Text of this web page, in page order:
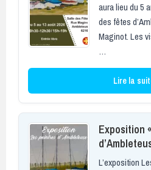
aura lieu du 5
des fêtes
Maginot. Les
…
Lire la
Exposition
L’exposition